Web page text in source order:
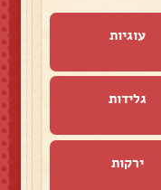
עוגיות
גלידות
ירקות